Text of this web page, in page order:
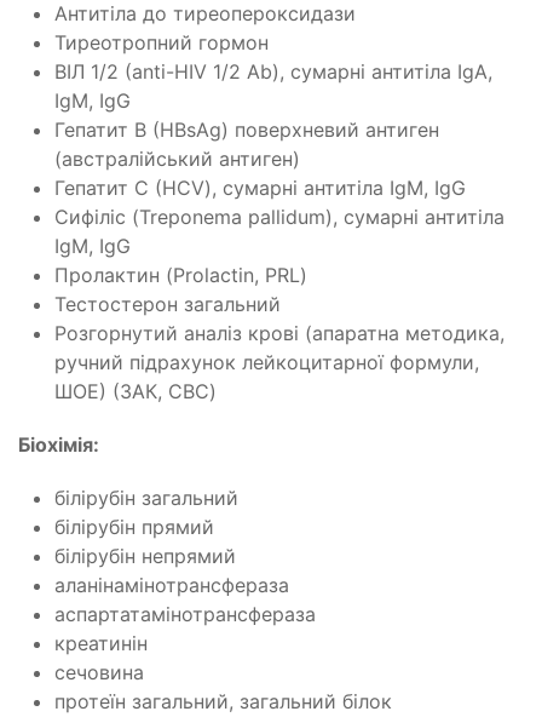
Антитіла до тиреопероксидази
Тиреотропний гормон
ВІЛ 1/2 (anti-HIV 1/2 Ab), сумарні антитіла IgA,
IgM, IgG
Гепатит В (HBsAg) поверхневий антиген
(австралійський антиген)
Гепатит С (HCV), сумарні антитіла IgM, IgG
Сифіліс (Treponema pallidum), сумарні антитіла
IgM, IgG
Пролактин (Prolactin, PRL)
Тестостерон загальний
Розгорнутий аналіз крові (апаратна методика,
ручний підрахунок лейкоцитарної формули,
ШОЕ) (ЗАК, CBC)
Біохімія:
білірубін загальний
білірубін прямий
білірубін непрямий
аланінамінотрансфераза
аспартатамінотрансфераза
креатинін
сечовина
протеїн загальний, загальний білок